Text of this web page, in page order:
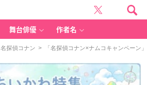
舞台俳優 作者名
名探偵コナン > 「名探偵コナン×ナムコキャンペーン